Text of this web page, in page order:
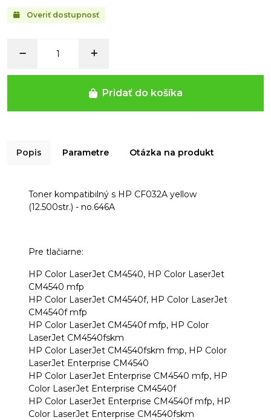
Overiť dostupnosť
Pridať do košíka
Popis Parametre Otázka na produkt
Toner kompatibilný s HP CF032A yellow
(12.500str.) - no.646A
Pre tlačiarne:
HP Color LaserJet CM4540, HP Color LaserJet
CM4540 mfp
HP Color LaserJet CM4540f, HP Color LaserJet
CM4540f mfp
HP Color LaserJet CM4540f mfp, HP Color
LaserJet CM4540fskm
HP Color LaserJet CM4540fskm fmp, HP Color
LaserJet Enterprise CM4540
HP Color LaserJet Enterprise CM4540 mfp, HP
Color LaserJet Enterprise CM4540f
HP Color LaserJet Enterprise CM4540f mfp, HP
Color LaserJet Enterprise CM4540fskm